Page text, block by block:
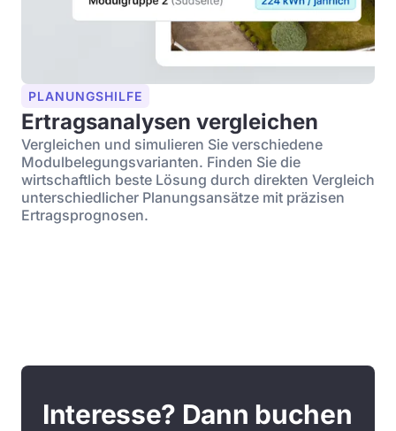
PLANUNGSHILFE
Ertragsanalysen vergleichen
Vergleichen und simulieren Sie verschiedene
Modulbelegungsvarianten. Finden Sie die
wirtschaftlich beste Lösung durch direkten Vergleich
unterschiedlicher Planungsansätze mit präzisen
Ertragsprognosen.
Interesse? Dann buchen